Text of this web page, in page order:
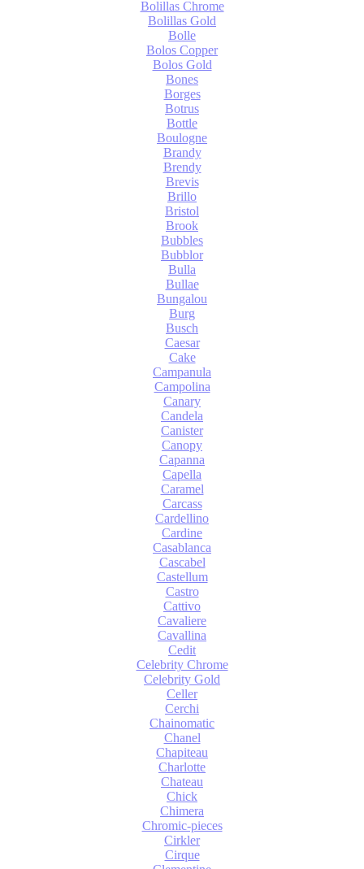
Bolillas Chrome
Bolillas Gold
Bolle
Bolos Copper
Bolos Gold
Bones
Borges
Botrus
Bottle
Boulogne
Brandy
Brendy
Brevis
Brillo
Bristol
Brook
Bubbles
Bubblor
Bulla
Bullae
Bungalou
Burg
Busch
Caesar
Cake
Campanula
Campolina
Canary
Candela
Canister
Canopy
Capanna
Capella
Caramel
Carcass
Cardellino
Cardine
Casablanca
Cascabel
Castellum
Castro
Cattivo
Cavaliere
Cavallina
Cedit
Celebrity Chrome
Celebrity Gold
Celler
Cerchi
Chainomatic
Chanel
Chapiteau
Charlotte
Chateau
Chick
Chimera
Chromic-pieces
Cirkler
Cirque